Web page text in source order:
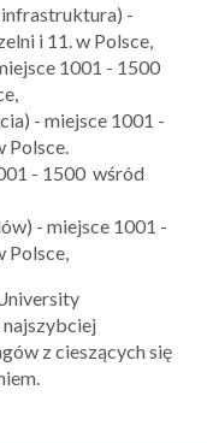
infrastruktura) -
i 11. w Polsce,
1001 - 1500
- miejsce 1001 -
Polsce.
- 1500 wśród
- miejsce 1001 -
Polsce,
najszybciej
z cieszących się